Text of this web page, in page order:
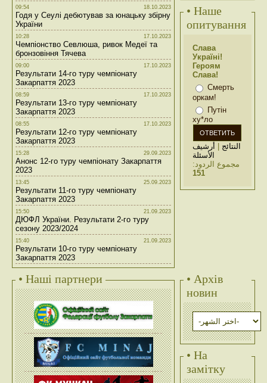
09:54 18.10.2023
Годя у Сеулі дебютував за юнацьку збірну
України
10:28 17.10.2023
Чемпіонство Севлюша, ривок Медеї та
бронзовіння Тячева
09:00 17.10.2023
Результати 14-го туру чемпіонату
Закарпаття 2023
08:59 17.10.2023
Результати 13-го туру чемпіонату
Закарпаття 2023
08:55 17.10.2023
Результати 12-го туру чемпіонату
Закарпаття 2023
15:28 29.09.2023
Анонс 12-го туру чемпіонату Закарпаття
2023
13:45 25.09.2023
Результати 11-го туру чемпіонату
Закарпаття 2023
15:50 21.09.2023
ДЮФЛ України. Результати 2-го туру
сезону 2023/2024
15:40 21.09.2023
Результати 10-го туру чемпіонату
Закарпаття 2023
• Наше
опитування
Слава
Україні!
Героям
Слава!
Смерть
оркам!
Путін
ху*ло
النتائج | أرشيف
الأسئلة
مجموع الردود:
151
• Наші партнери
• Архів
новин
• На
замітку